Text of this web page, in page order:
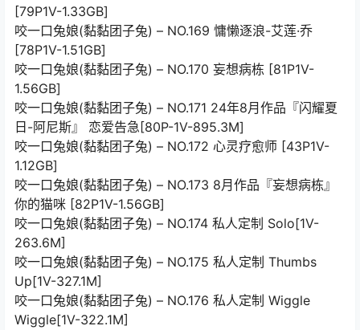
[79P1V-1.33GB]
咬一口兔娘(黏黏团子兔) – NO.169 慵懒逐浪-艾莲·乔
[78P1V-1.51GB]
咬一口兔娘(黏黏团子兔) – NO.170 妄想病栋 [81P1V-
1.56GB]
咬一口兔娘(黏黏团子兔) – NO.171 24年8月作品『闪耀夏
日-阿尼斯』 恋爱告急[80P-1V-895.3M]
咬一口兔娘(黏黏团子兔) – NO.172 心灵疗愈师 [43P1V-
1.12GB]
咬一口兔娘(黏黏团子兔) – NO.173 8月作品『妄想病栋』
你的猫咪 [82P1V-1.56GB]
咬一口兔娘(黏黏团子兔) – NO.174 私人定制 Solo[1V-
263.6M]
咬一口兔娘(黏黏团子兔) – NO.175 私人定制 Thumbs
Up[1V-327.1M]
咬一口兔娘(黏黏团子兔) – NO.176 私人定制 Wiggle
Wiggle[1V-322.1M]